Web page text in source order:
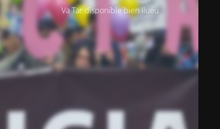
Va Tar disponible bien llueu